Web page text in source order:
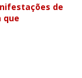
de
que